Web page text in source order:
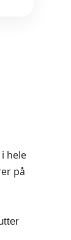
hele
på